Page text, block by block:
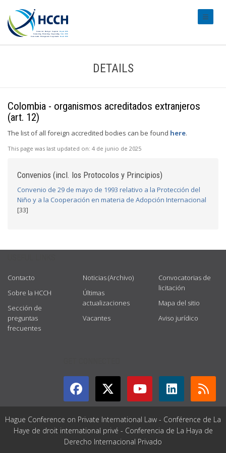
DETAILS
Colombia - organismos acreditados extranjeros
(art. 12)
The list of all foreign accredited bodies can be found here.
This page was last updated on: 4 de junio de 2025
Convenios (incl. los Protocolos y Principios)
Convenio de 29 de mayo de 1993 relativo a la Protección del
Niño y a la Cooperación en materia de Adopción Internacional
[33]
Contacto
Sobre la HCCH
Sección de
preguntas
frecuentes
Noticias (Archivo)
Últimas
actualizaciones
Vacantes
Convocatorias de
licitación
Mapa del sitio
Aviso jurídico
Hague Conference on Private International Law - Conférence de La
Haye de droit international privé - Conferencia de La Haya de
Derecho Internacional Privado